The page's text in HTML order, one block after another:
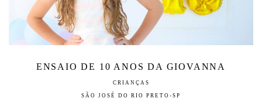
ENSAIO DE 10 ANOS DA GIOVANNA
CRIANÇAS
SÃO JOSÉ DO RIO PRETO-SP